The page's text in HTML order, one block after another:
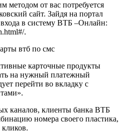
методом от вас потребуется
сайт. Зайдя на портал
в систему ВТБ –Онлайн:
.
карточные продукты
на нужный платежный
перейти во вкладку с
каналов, клиенты банка ВТБ
номера своего пластика,
кликов.